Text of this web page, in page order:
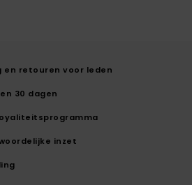
en retouren voor leden
30 dagen
inzet